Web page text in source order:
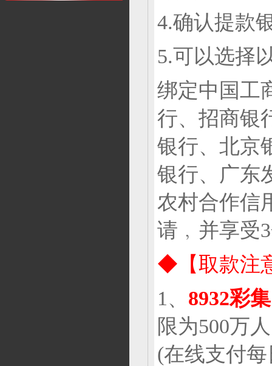
4.确认提款
5.可以选择
绑定中国工
行、招商银
银行、北京
银行、广东
农村合作信
请﹐并享受
◆【取款注
1、 8932彩
限为500万
(在线支付